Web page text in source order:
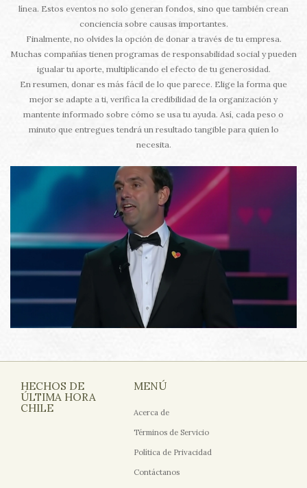
línea. Estos eventos no solo generan fondos, sino que también crean
conciencia sobre causas importantes.
Finalmente, no olvides la opción de donar a través de tu empresa.
Muchas compañías tienen programas de responsabilidad social y pueden
igualar tu aporte, multiplicando el efecto de tu generosidad.
En resumen, donar es más fácil de lo que parece. Elige la forma que
mejor se adapte a ti, verifica la credibilidad de la organización y
mantente informado sobre cómo se usa tu ayuda. Así, cada peso o
minuto que entregues tendrá un resultado tangible para quien lo
necesita.
HECHOS DE
ÚLTIMA HORA
CHILE
MENÚ
Acerca de
Términos de Servicio
Política de Privacidad
Contáctanos